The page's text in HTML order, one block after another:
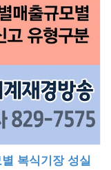
복식기장 성실